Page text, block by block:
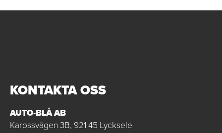
KONTAKTA OSS
AUTO-BLÅ AB
Karossvägen 3B, 921 45 Lycksele